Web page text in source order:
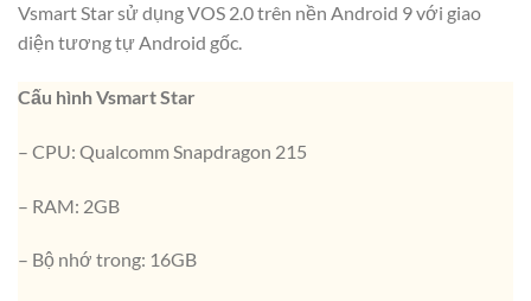
Vsmart Star sử dụng VOS 2.0 trên nền Android 9 với giao
diện tương tự Android gốc.
Cấu hình Vsmart Star
– CPU: Qualcomm Snapdragon 215
– RAM: 2GB
– Bộ nhớ trong: 16GB